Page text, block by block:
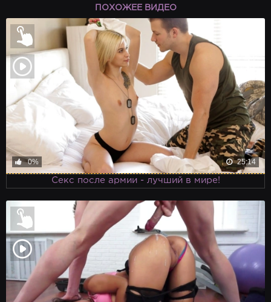
ПОХОЖЕЕ ВИДЕО
0% 25:14
Секс после армии - лучший в мире!